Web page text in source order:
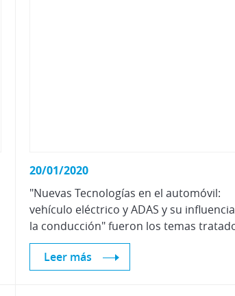
20/01/2020
"Nuevas Tecnologías en el automóvil:
vehículo eléctrico y ADAS y su
la conducción" fueron los temas
Leer más